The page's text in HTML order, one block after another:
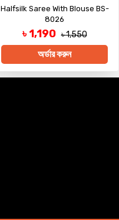
Halfsilk Saree With Blouse BS-
8026
৳ 1,190 ৳ 1,550
অর্ডার করুন